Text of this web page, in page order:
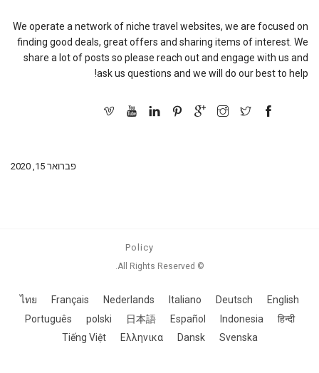
We operate a network of niche travel websites, we are focused on
finding good deals, great offers and sharing items of interest. We
share a lot of posts so please reach out and engage with us and
ask us questions and we will do our best to help!
פברואר 15, 2020
Policy
© All Rights Reserved.
English
Deutsch
Italiano
Nederlands
Français
ไทย
हिन्दी
Indonesia
Español
日本語
polski
Português
Svenska
Dansk
Ελληνικα
Tiếng Việt